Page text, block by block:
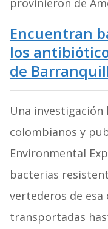
provinieron de
Encuentran
los
de
Una
colombianos y
Environmental
bacterias
vertederos de esa
transportadas